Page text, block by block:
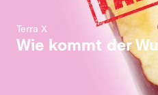
Terra X
Wie kommt der